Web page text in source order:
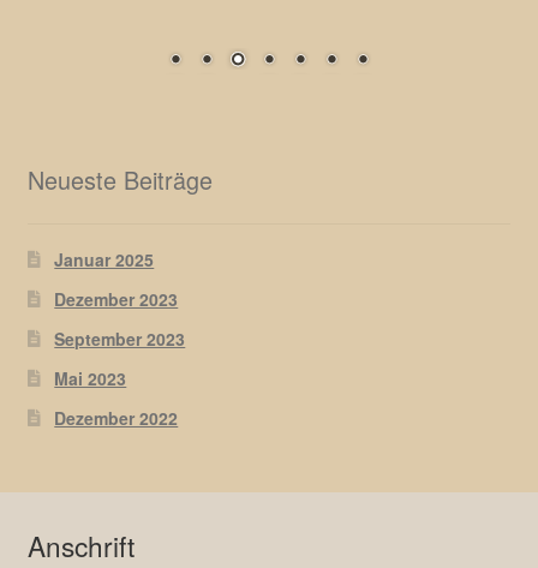
Neueste Beiträge
Januar 2025
Dezember 2023
September 2023
Mai 2023
Dezember 2022
Anschrift